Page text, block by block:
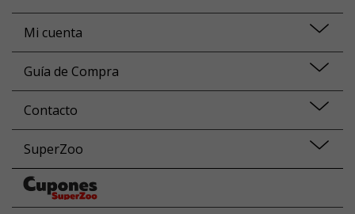
Mi cuenta
Guía de Compra
Contacto
SuperZoo